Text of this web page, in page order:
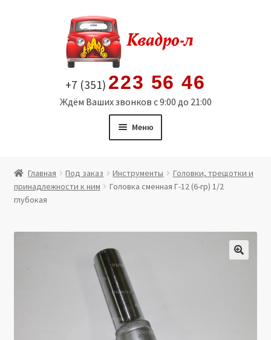
содержимому
+7 (351) 223 56 46
Ждём Ваших звонков с 9:00 до 21:00
Меню
Витрина
Политика в отношении обработки персональных
Главная Под заказ Инструменты
Головки, трещотки и
принадлежности к ним
Головка сменная Г-12 (6-гр) 1/2
глубокая